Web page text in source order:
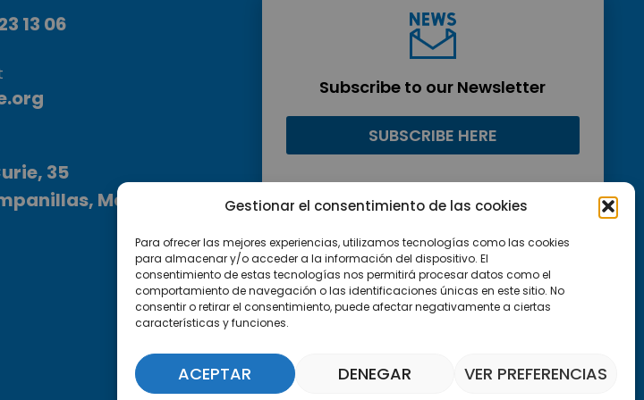
Gestionar el consentimiento de las cookies
Para ofrecer las mejores experiencias, utilizamos tecnologías como las cookies
para almacenar y/o acceder a la información del dispositivo. El
consentimiento de estas tecnologías nos permitirá procesar datos como el
comportamiento de navegación o las identificaciones únicas en este sitio. No
consentir o retirar el consentimiento, puede afectar negativamente a ciertas
características y funciones.
ACEPTAR DENEGAR VER PREFERENCIAS
13 06
35
Málaga
Subscribe to our Newsletter
SUBSCRIBE HERE